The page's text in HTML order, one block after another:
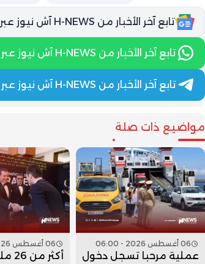
تابع آخر الأخبار من H-NEWS آش نيوز عبر Google News
تابع آخر الأخبار من H-NEWS آش نيوز عبر WhatsApp
تابع آخر الأخبار من H-NEWS آش نيوز عبر Telegram
مواضيع ذات صلة
06 أغسطس 2026 - 06:00
عملية مرحبا تسجل دخول
06 أغسطس 2026 - 04:00